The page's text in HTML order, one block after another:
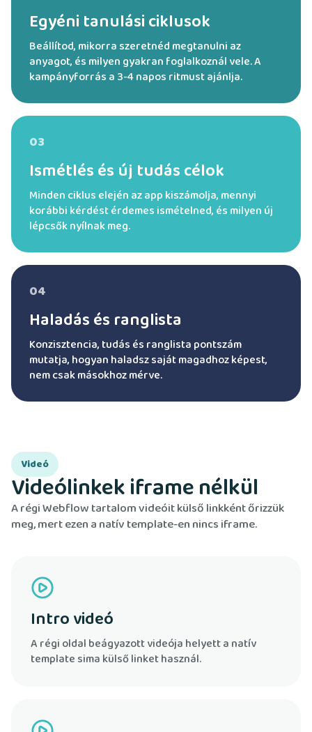
Egyéni tanulási ciklusok
Beállítod, mikorra szeretnéd megtanulni az
anyagot, és milyen gyakran foglalkoznál vele. A
kampányforrás a 3-4 napos ritmust ajánlja.
03
Ismétlés és új tudás célok
Minden ciklus elején az app kiszámolja, mennyi
korábbi kérdést érdemes ismételned, és milyen új
lépcsők nyílnak meg.
04
Haladás és ranglista
Konzisztencia, tudás és ranglista pontszám
mutatja, hogyan haladsz saját magadhoz képest,
nem csak másokhoz mérve.
Videó
Videólinkek iframe nélkül
A régi Webflow tartalom videóit külső linkként őrizzük
meg, mert ezen a natív template-en nincs iframe.
Intro videó
A régi oldal beágyazott videója helyett a natív
template sima külső linket használ.